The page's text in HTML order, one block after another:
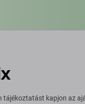
tájékoztatást kapjon az